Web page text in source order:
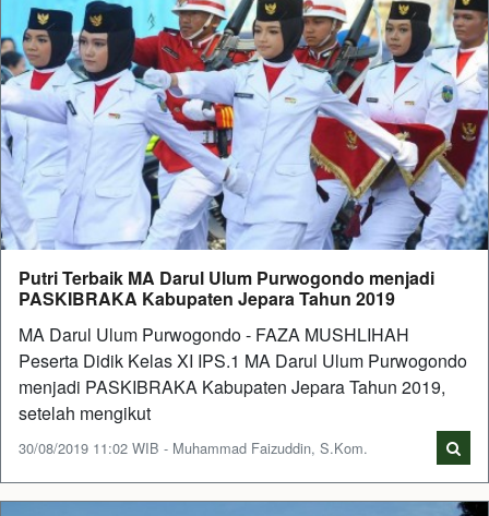
Putri Terbaik MA Darul Ulum Purwogondo menjadi
PASKIBRAKA Kabupaten Jepara Tahun 2019
MA Darul Ulum Purwogondo - FAZA MUSHLIHAH
Peserta Didik Kelas XI IPS.1 MA Darul Ulum Purwogondo
menjadi PASKIBRAKA Kabupaten Jepara Tahun 2019,
setelah mengikut
30/08/2019 11:02 WIB - Muhammad Faizuddin, S.Kom.